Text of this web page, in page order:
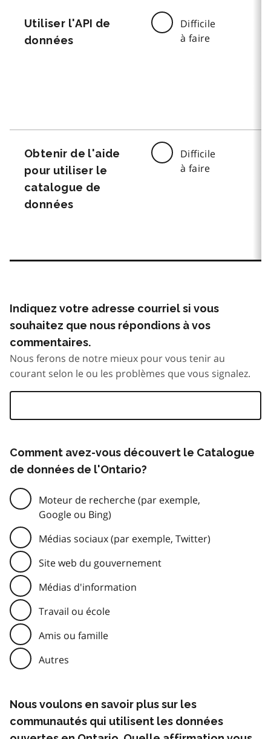
Utiliser l'API de
données
Difficile
à faire
Obtenir de l'aide
pour utiliser le
catalogue de
données
Difficile
à faire
Indiquez votre adresse courriel si vous
souhaitez que nous répondions à vos
commentaires.
Nous ferons de notre mieux pour vous tenir au
courant selon le ou les problèmes que vous signalez.
Comment avez-vous découvert le Catalogue
de données de l'Ontario?
Moteur de recherche (par exemple,
Google ou Bing)
Médias sociaux (par exemple, Twitter)
Site web du gouvernement
Médias d'information
Travail ou école
Amis ou famille
Autres
Nous voulons en savoir plus sur les
communautés qui utilisent les données